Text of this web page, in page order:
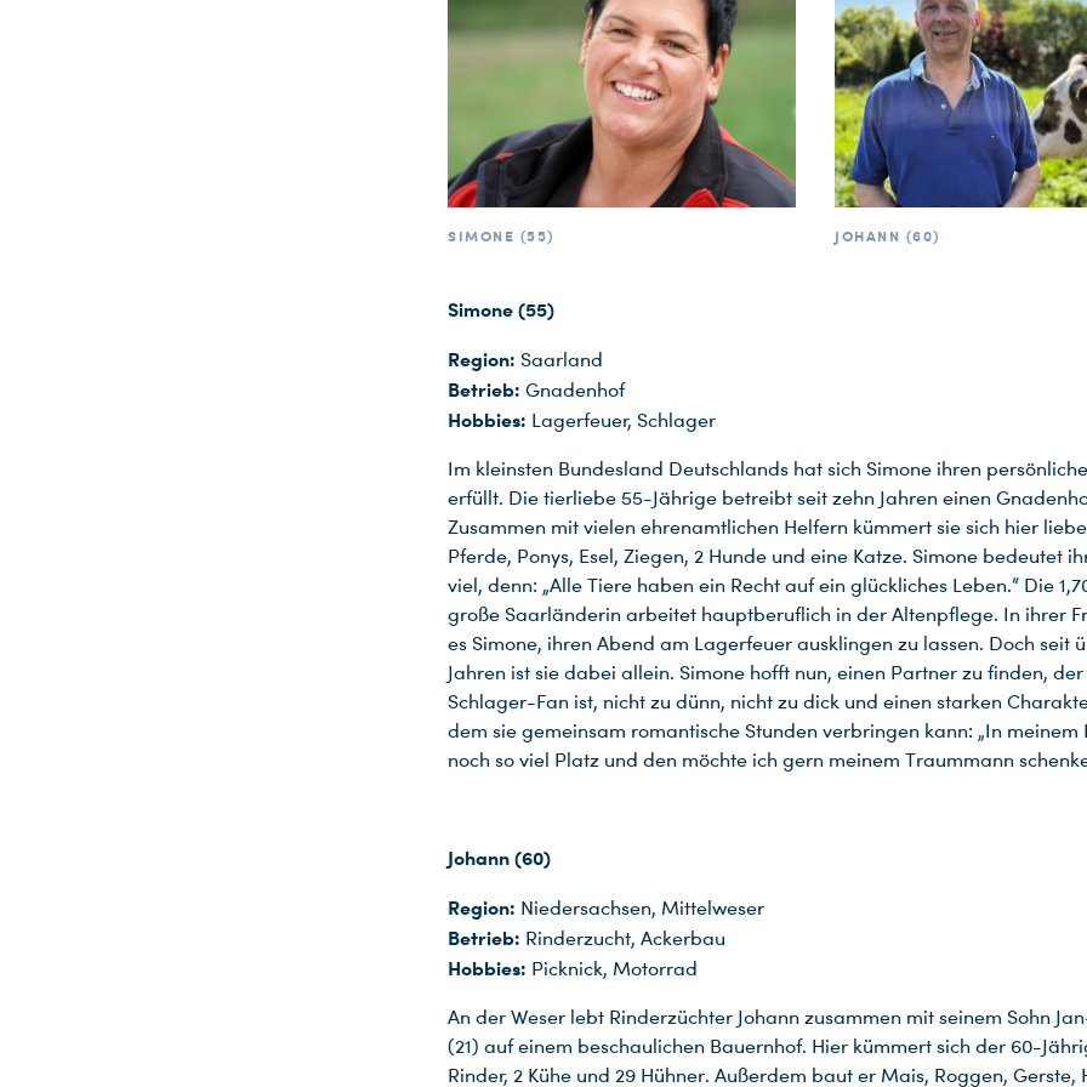
SIMONE (55) JOHANN (60)
Simone (55)
Region: Saarland
Betrieb: Gnadenhof
Hobbies: Lagerfeuer, Schlager
Im kleinsten Bundesland Deutschlands hat sich Simone ihren
erfüllt. Die tierliebe 55-Jährige betreibt seit zehn Jahren einen
Zusammen mit vielen ehrenamtlichen Helfern kümmert sie sich hier
Pferde, Ponys, Esel, Ziegen, 2 Hunde und eine Katze. Simone bedeutet
viel, denn: „Alle Tiere haben ein Recht auf ein glückliches Leben.“ Die
große Saarländerin arbeitet hauptberuflich in der Altenpflege. In ihrer
es Simone, ihren Abend am Lagerfeuer ausklingen zu lassen. Doch seit
Jahren ist sie dabei allein. Simone hofft nun, einen Partner zu finden,
Schlager-Fan ist, nicht zu dünn, nicht zu dick und einen starken
dem sie gemeinsam romantische Stunden verbringen kann: „In meinem
noch so viel Platz und den möchte ich gern meinem Traummann
Johann (60)
Region: Niedersachsen, Mittelweser
Betrieb: Rinderzucht, Ackerbau
Hobbies: Picknick, Motorrad
An der Weser lebt Rinderzüchter Johann zusammen mit seinem Sohn
(21) auf einem beschaulichen Bauernhof. Hier kümmert sich der 60-
Rinder, 2 Kühe und 29 Hühner. Außerdem baut er Mais, Roggen, Gerste,